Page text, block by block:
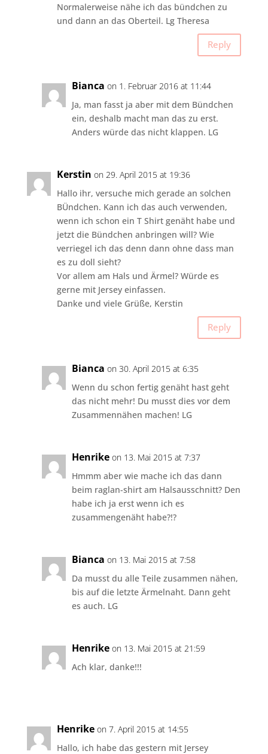
Normalerweise nähe ich das bündchen zu
und dann an das Oberteil. Lg Theresa
Reply
Bianca on 1. Februar 2016 at 11:44
Ja, man fasst ja aber mit dem Bündchen
ein, deshalb macht man das zu erst.
Anders würde das nicht klappen. LG
Kerstin on 29. April 2015 at 19:36
Hallo ihr, versuche mich gerade an solchen
BÜndchen. Kann ich das auch verwenden,
wenn ich schon ein T Shirt genäht habe und
jetzt die Bündchen anbringen will? Wie
verriegel ich das denn dann ohne dass man
es zu doll sieht?
Vor allem am Hals und Ärmel? Würde es
gerne mit Jersey einfassen.
Danke und viele Grüße, Kerstin
Reply
Bianca on 30. April 2015 at 6:35
Wenn du schon fertig genäht hast geht
das nicht mehr! Du musst dies vor dem
Zusammennähen machen! LG
Henrike on 13. Mai 2015 at 7:37
Hmmm aber wie mache ich das dann
beim raglan-shirt am Halsausschnitt? Den
habe ich ja erst wenn ich es
zusammengenäht habe?!?
Bianca on 13. Mai 2015 at 7:58
Da musst du alle Teile zusammen nähen,
bis auf die letzte Ärmelnaht. Dann geht
es auch. LG
Henrike on 13. Mai 2015 at 21:59
Ach klar, danke!!!
Henrike on 7. April 2015 at 14:55
Hallo, ich habe das gestern mit Jersey